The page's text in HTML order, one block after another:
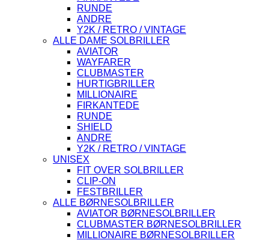
RUNDE
ANDRE
Y2K / RETRO / VINTAGE
ALLE DAME SOLBRILLER
AVIATOR
WAYFARER
CLUBMASTER
HURTIGBRILLER
MILLIONAIRE
FIRKANTEDE
RUNDE
SHIELD
ANDRE
Y2K / RETRO / VINTAGE
UNISEX
FIT OVER SOLBRILLER
CLIP-ON
FESTBRILLER
ALLE BØRNESOLBRILLER
AVIATOR BØRNESOLBRILLER
CLUBMASTER BØRNESOLBRILLER
MILLIONAIRE BØRNESOLBRILLER